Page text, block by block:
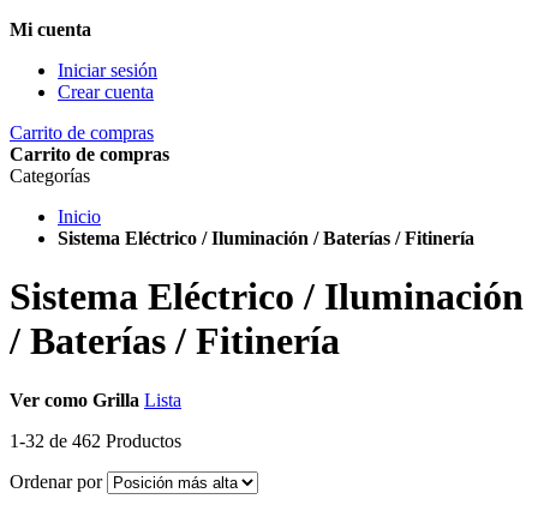
Mi cuenta
Iniciar sesión
Crear cuenta
Carrito de compras
Carrito de compras
Categorías
Inicio
Sistema Eléctrico / Iluminación / Baterías / Fitinería
Sistema Eléctrico / Iluminación
/ Baterías / Fitinería
Ver como Grilla Lista
1-32 de 462 Productos
Ordenar por